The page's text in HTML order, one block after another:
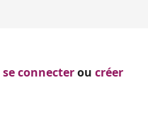
se connecterou créer